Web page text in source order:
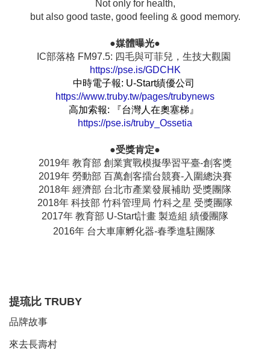
Not only for health,
but also good taste, good feeling & good memory.
●媒體曝光●
IC部落格 FM97.5: 四毛與可菲兒，生技大觀園
https://pse.is/GDCHK
中時電子報: U-Start績優公司
https://www.truby.tw/pages/trubynews
高加索報: 『台灣人在奧塞梯』
https://pse.is/truby_Ossetia
●受獎肯定●
2019年 教育部 創業實戰模擬學習平臺-創客獎
2019年 勞動部 百萬創客擂台競賽-入圍總決賽
2018年 經濟部 台北市產業發展補助 受獎團隊
2018年 科技部 竹科管理局 竹科之星 受獎團隊
2017年 教育部 U-Start計畫 製造組 績優團隊
2016年 台大車庫孵化器-春季進駐團隊
提琉比 TRUBY
品牌故事
來去長壽村